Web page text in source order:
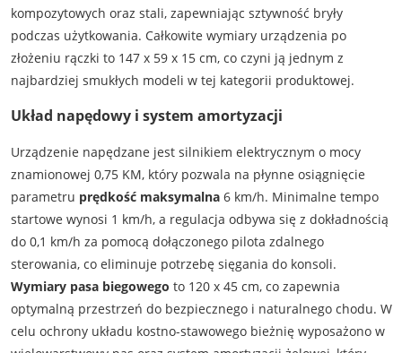
kompozytowych oraz stali, zapewniając sztywność bryły
podczas użytkowania. Całkowite wymiary urządzenia po
złożeniu rączki to 147 x 59 x 15 cm, co czyni ją jednym z
najbardziej smukłych modeli w tej kategorii produktowej.
Układ napędowy i system amortyzacji
Urządzenie napędzane jest silnikiem elektrycznym o mocy
znamionowej 0,75 KM, który pozwala na płynne osiągnięcie
parametru prędkość maksymalna6 km/h. Minimalne tempo
startowe wynosi 1 km/h, a regulacja odbywa się z dokładnością
do 0,1 km/h za pomocą dołączonego pilota zdalnego
sterowania, co eliminuje potrzebę sięgania do konsoli.
Wymiary pasa biegowego to 120 x 45 cm, co zapewnia
optymalną przestrzeń do bezpiecznego i naturalnego chodu. W
celu ochrony układu kostno-stawowego bieżnię wyposażono w